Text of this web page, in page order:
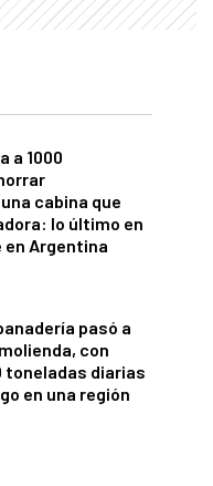
a 1000
cabina que
lo último en
en Argentina
pasó a
con
toneladas diarias
en una región